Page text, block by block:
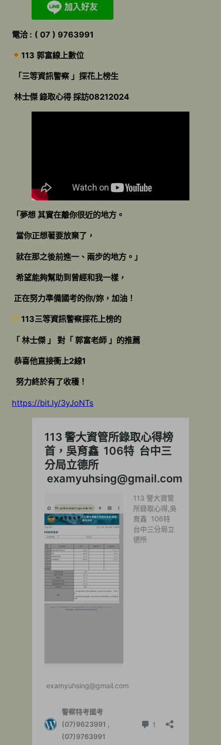
電洽 : ( 07 ) 9763991
113 郭富線上數位
「三等資訊警察 」探花上榜生
林士傑 錄取心得 採訪08212024
「夢想 其實在離你很近的地方。
當你正想著要放棄了，
就在那之後前進一、兩步的地方。」
希望能夠幫助到曾經和我一樣，
正在努力準備國考的你/妳，加油！
113三等資訊警察探花上榜的
「 林士傑 」 對「 郭富老師 」的推薦
恭喜他直接衝上2線1
努力終於有了收穫！
https://bit.ly/3yJoNTs